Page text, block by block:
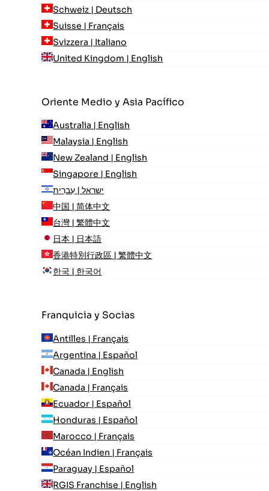
Schweiz | Deutsch
Suisse | Français
Svizzera | Italiano
United Kingdom | English
Oriente Medio y Asia Pacífico
Australia | English
Malaysia | English
New Zealand | English
Singapore | English
ישראל | עִברִית
中国 | 简体中文
台灣 | 繁體中文
日本 | 日本語
香港特別行政區 | 繁體中文
한국 | 한국어
Franquicia y Socias
Antilles | Français
Argentina | Español
Canada | English
Canada | Français
Ecuador | Español
Honduras | Español
Marocco | Français
Océan Indien | Français
Paraguay | Español
RGIS Franchise | English